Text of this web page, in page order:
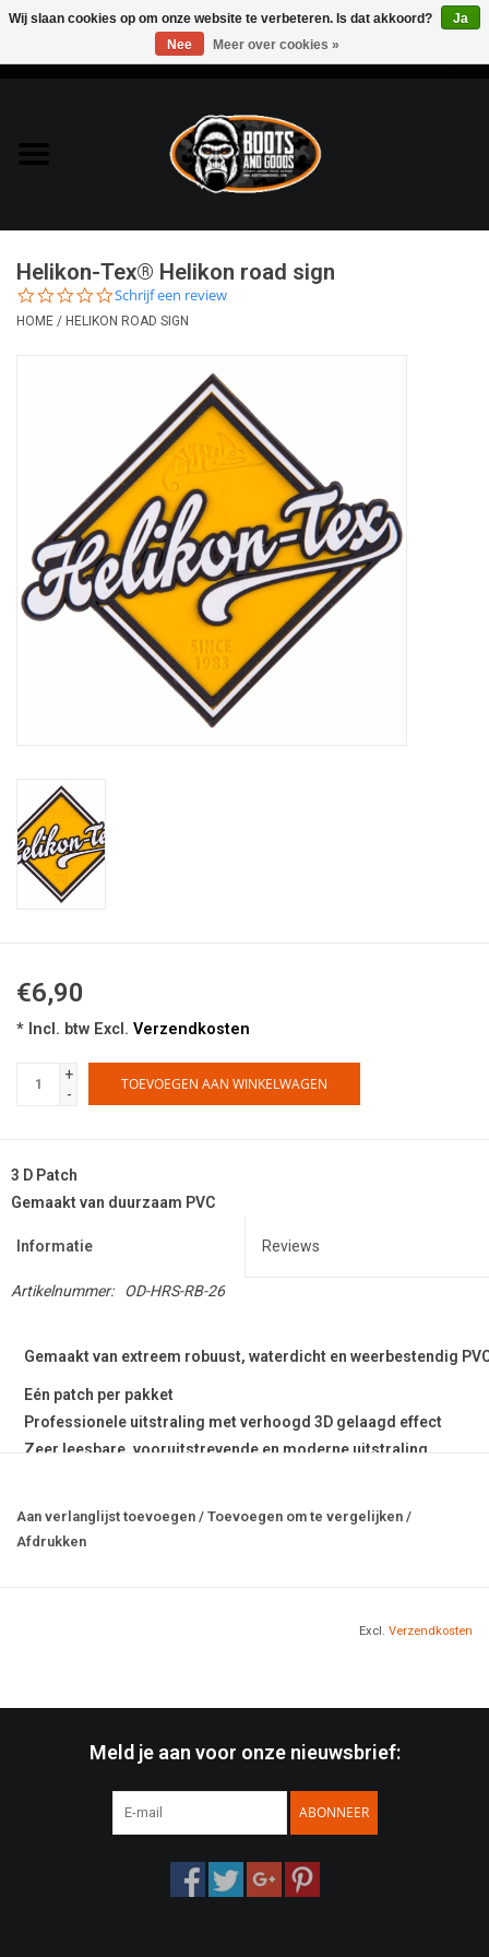
Bags & Packs
Bescherming
Kleding
Speelgoed
Survival
Helikon-Tex® Helikon road sign
0.0
star
rating
Schrijf een review
HOME / HELIKON ROAD SIGN
€6,90
* Incl. btw Excl. Verzendkosten
+
-
TOEVOEGEN AAN WINKELWAGEN
3 D Patch
Gemaakt van duurzaam PVC
Informatie Reviews
Artikelnummer: OD-HRS-RB-26
Gemaakt van extreem robuust, waterdicht en weerbestendig
Eén patch per pakket
Professionele uitstraling met verhoogd 3D gelaagd effect
Zeer leesbare, vooruitstrevende en moderne uitstraling
Aan verlanglijst toevoegen / Toevoegen om te vergelijken /
Afdrukken
Excl. Verzendkosten
Meld je aan voor onze nieuwsbrief:
ABONNEER
Wij slaan cookies op om onze website te verbeteren. Is dat akkoord?
Ja
Nee
Meer over cookies »